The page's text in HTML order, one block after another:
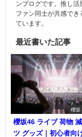
ンブログです。推し活
ファン同士が共感で
ています。
最近書いた記事
櫻坂
櫻坂46 ライブ 荷物
ツ グッズ｜初心者向